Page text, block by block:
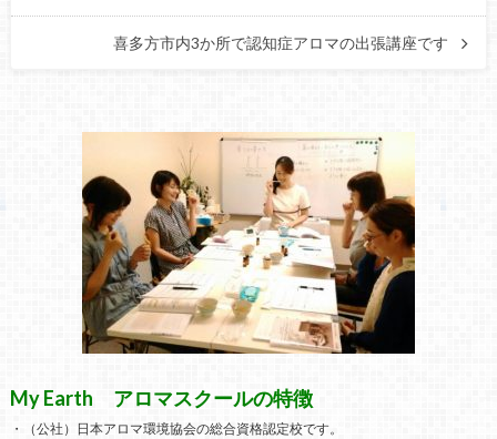
喜多方市内3か所で認知症アロマの出張講座です
My Earth アロマスクールの特徴
・（公社）日本アロマ環境協会の総合資格認定校です。